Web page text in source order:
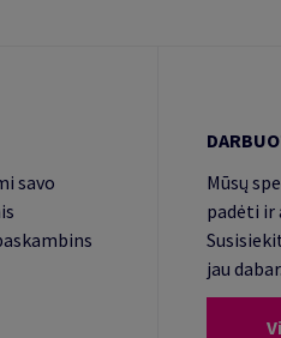
savo
Mūsų
padėti ir
jau dabar.